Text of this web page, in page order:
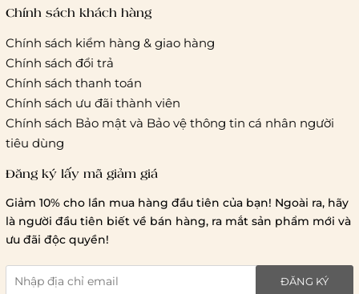
tác vận chuyển khác
Thời gian giao hàng
Hồ Chí Minh:
Hà Nội và các tỉnh thành khá
Lưu ý chung về chính sách vận chuyển
1 triệu đồng
giao hàng trong ngày
giao hàng tiêu chuẩn
miễn phí ship
Chính sách khách hàng
Chính sách kiểm hàng & giao hàng
Chính sách đổi trả
Chính sách thanh toán
Chính sách ưu đãi thành viên
Chính sách Bảo mật và Bảo vệ thông tin cá nhân người
tiêu dùng
Đăng ký lấy mã giảm giá
Giảm 10% cho lần mua hàng đầu tiên của bạn! Ngoài ra, hãy
là người đầu tiên biết về bán hàng, ra mắt sản phẩm mới và
ưu đãi độc quyền!
ĐĂNG KÝ